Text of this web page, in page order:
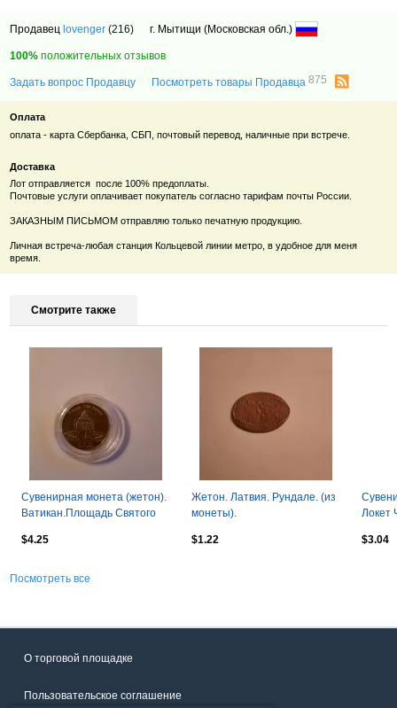
Продавец lovenger (216) г. Мытищи (Московская обл.)
100% положительных отзывов
Задать вопрос Продавцу Посмотреть товары Продавца875
Оплата
оплата - карта Сбербанка, СБП, почтовый перевод, наличные при встрече.
Доставка
Лот отправляется после 100% предоплаты.
Почтовые услуги оплачивает покупатель согласно тарифам почты России.
ЗАКАЗНЫМ ПИСЬМОМ отправляю только печатную продукцию.
Личная встреча-любая станция Кольцевой линии метро, в удобное для меня
время.
Смотрите также
Сувенирная монета (жетон).
Ватикан.Площадь Святого
Франческо.
$4.25
Жетон. Латвия. Рундале. (из
монеты).
$1.22
Локет
$3.04
Посмотреть все
О торговой площадке
Пользовательское соглашение